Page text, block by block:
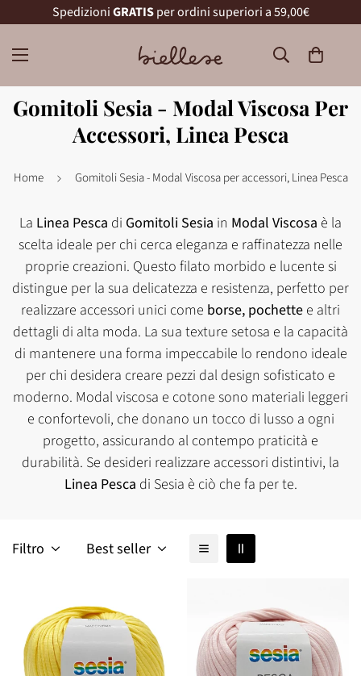
SpedizioniGRATISper ordini superiori a 59,00€
Gomitoli Sesia - Modal Viscosa Per
Accessori, Linea Pesca
Home Gomitoli Sesia - Modal Viscosa per accessori, Linea Pesca
La Linea Pesca di Gomitoli Sesia in Modal Viscosa è la
scelta ideale per chi cerca eleganza e raffinatezza nelle
proprie creazioni. Questo filato morbido e lucente si
distingue per la sua delicatezza e resistenza, perfetto per
realizzare accessori unici come borse, pochette e altri
dettagli di alta moda. La sua texture setosa e la capacità
di mantenere una forma impeccabile lo rendono ideale
per chi desidera creare pezzi dal design sofisticato e
moderno. Modal viscosa e cotone sono materiali leggeri
e confortevoli, che donano un tocco di lusso a ogni
progetto, assicurando al contempo praticità e
durabilità. Se desideri realizzare accessori distintivi, la
Linea Pesca di Sesia è ciò che fa per te.
Filtro Best seller